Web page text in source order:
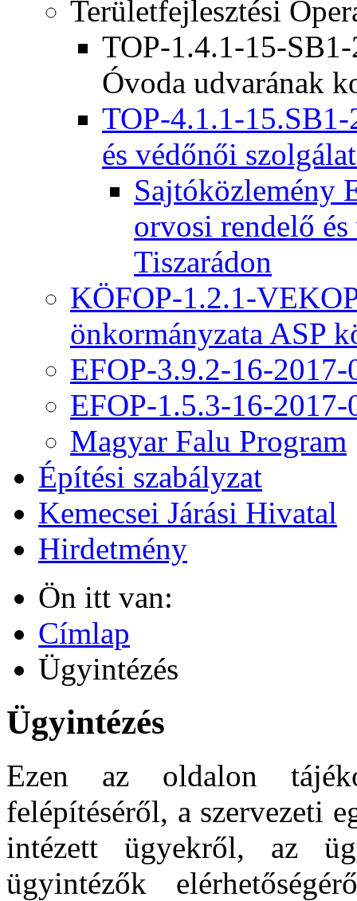
Területfejlesztési
TOP-1.4.1-15-
Óvoda udvarának
TOP-4.1.1-
és védőnői
Sajtóközlemény
orvosi rendelő
Tiszarádon
KÖFOP-1.2.1-
önkormányzata ASP
EFOP-3.9.2-16-2017-
EFOP-1.5.3-16-2017-
Magyar Falu Program
Építési szabályzat
Kemecsei Járási Hivatal
Hirdetmény
Ön itt van:
Címlap
Ügyintézés
Ügyintézés
Ezen az oldalon
felépítéséről, a szervezeti
intézett ügyekről, az
ügyintézők